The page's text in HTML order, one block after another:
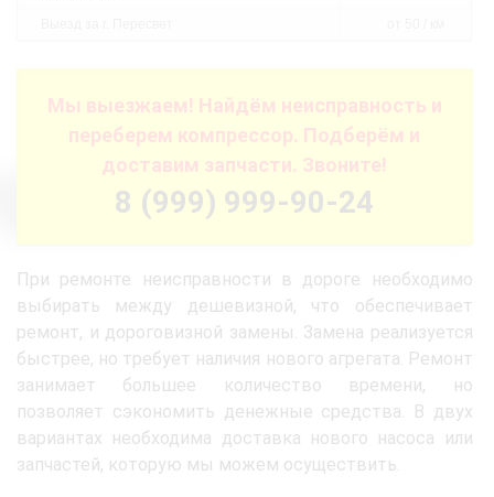
Мы выезжаем! Найдём неисправность и
переберем компрессор. Подберём и
доставим запчасти. Звоните!
8 (999) 999-90-24
При ремонте неисправности в дороге необходимо
выбирать между дешевизной, что обеспечивает
ремонт, и дороговизной замены. Замена реализуется
быстрее, но требует наличия нового агрегата. Ремонт
занимает большее количество времени, но
позволяет сэкономить денежные средства. В двух
вариантах необходима доставка нового насоса или
запчастей, которую мы можем осуществить.